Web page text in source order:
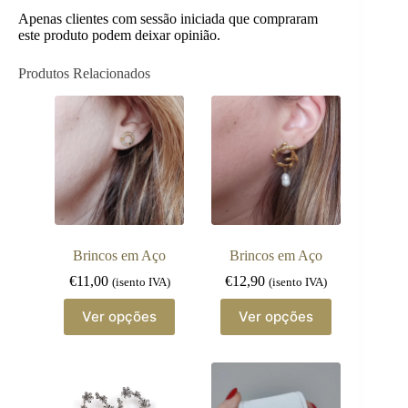
Apenas clientes com sessão iniciada que compraram
este produto podem deixar opinião.
Produtos Relacionados
Brincos em Aço
€11,00 (isento IVA)
Ver opções
product
has
The
options
Brincos em Aço
€12,90 (isento IVA)
Ver opções
product
has
options